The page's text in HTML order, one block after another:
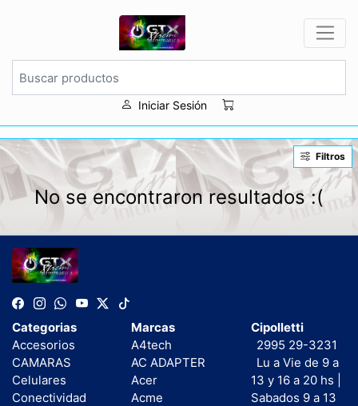
Iniciar Sesión
Filtros
No se encontraron resultados :(
Categorias
Accesorios
CAMARAS
Celulares
Conectividad
Marcas
A4tech
AC ADAPTER
Acer
Acme
Cipolletti
2995 29-3231
Lu a Vie de 9 a
13 y 16 a 20 hs |
Sabados 9 a 13